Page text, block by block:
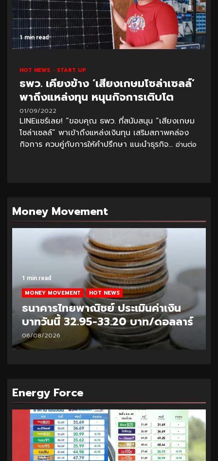
1 min read
HOT NEWS START UP
ธพว. เคียงข้าง ‘เสียงเกษมโซล่าเซลล์’
พาถึงแหล่งทุน หนุนกิจการเติบโต
01/09/2022
LINEแชร์เลย! “ขอบคุณ ธพว. ที่สนับสนุน “เสียงเกษม
โซล่าเซลล์” พาเข้าถึงแหล่งเงินทุน เสริมสภาพคล่อง
กิจการ ควบคู่กับการให้คำปรึกษา แนะนำธุรกิจ... อ่านต่อ
Money Movement
1 min read
MONEY MOVEMENT HOT NEWS
ธนาคารไทยพาณิชย์ ประเมินค่าเงิน
บาทวันนี้ 33.10-33.35 บาท/ดอลลาร์
05/08/2026
Energy Force